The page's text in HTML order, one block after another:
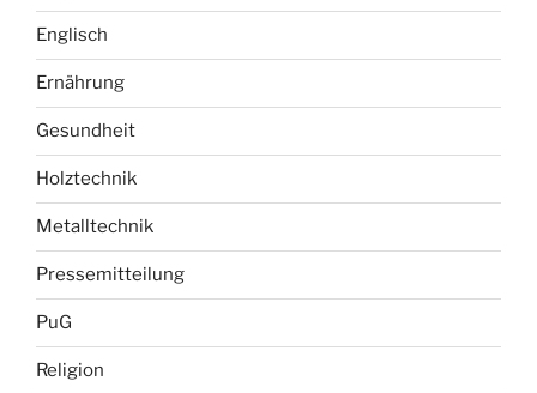
Englisch
Ernährung
Gesundheit
Holztechnik
Metalltechnik
Pressemitteilung
PuG
Religion